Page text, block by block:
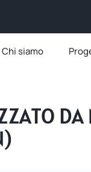
Chi siamo
DA